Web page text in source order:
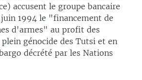
accusent le groupe bancaire
1994 le "financement de
d'armes" au profit des
génocide des Tutsi et en
décrété par les Nations